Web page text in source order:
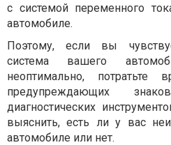
с системой переменного
автомобиле.
Поэтому, если вы
система вашего
неоптимально,
предупреждающих
диагностических
выяснить, есть ли у вас
автомобиле или нет.